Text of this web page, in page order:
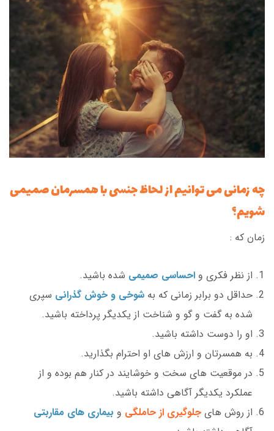
چه زمانی می توانیم از لحاظ جنسی با همسرمان صمیمی
شویم؟
زمان که :
از نظر فکری و احساسی صمیمی شده باشید.
حداقل دو برابر زمانی که به شوخی و خوش گذرانی سپری
شده به گفت و گو و شناخت از یکدیگر پرداخته باشید.
او را دوست داشته باشید.
به همسرتان و ارزش های او احترام بگذارید.
در موقعیت های سخت و خوشایند در کنار هم بوده و از
عملکرد یکدیگر آگاهی داشته باشید.
از روش های جلوگیری از حاملگی و بیماری های مقاربتی